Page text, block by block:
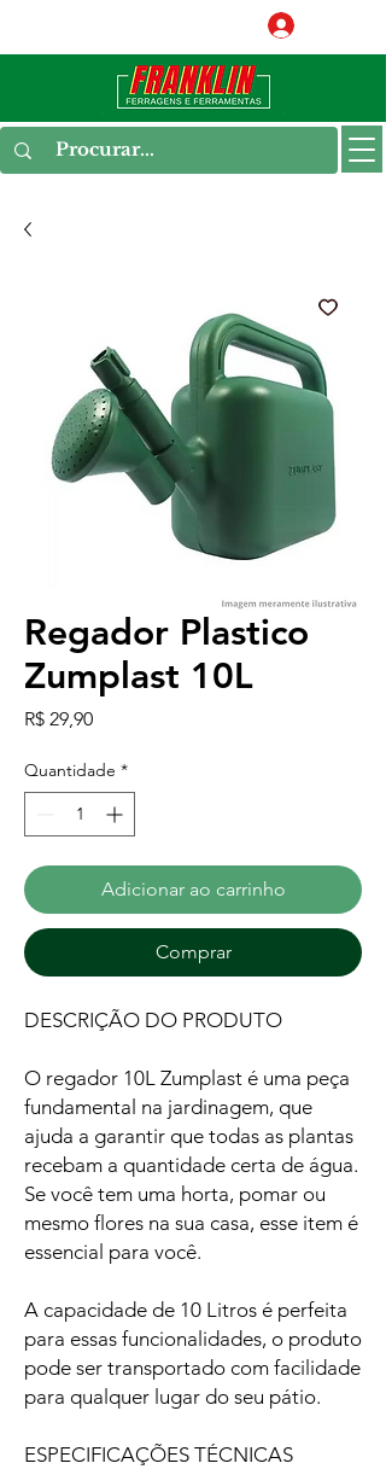
Regador Plastico
Zumplast 10L
R$ 29,90Preço
Quantidade *
Adicionar ao carrinho
Comprar
DESCRIÇÃO DO PRODUTO
O regador 10L Zumplast é uma peça
fundamental na jardinagem, que
ajuda a garantir que todas as plantas
recebam a quantidade certa de água.
Se você tem uma horta, pomar ou
mesmo flores na sua casa, esse item é
essencial para você.
A capacidade de 10 Litros é perfeita
para essas funcionalidades, o produto
pode ser transportado com facilidade
para qualquer lugar do seu pátio.
ESPECIFICAÇÕES TÉCNICAS